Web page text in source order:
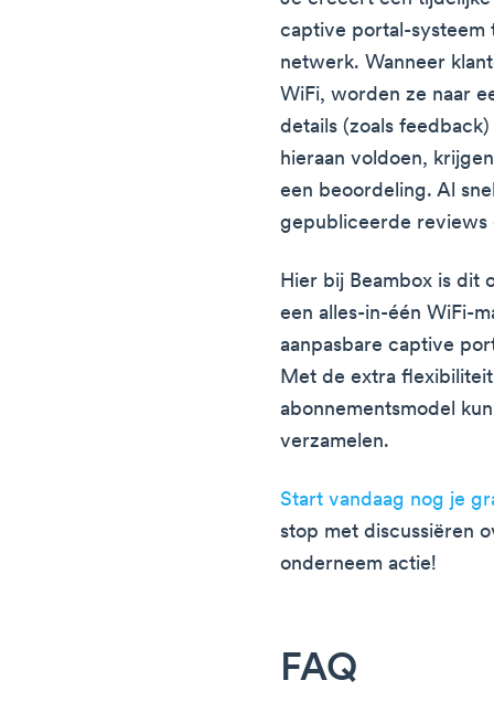
captive portal-systeem
netwerk. Wanneer
WiFi, worden ze naar
details (zoals
hieraan voldoen,
een beoordeling. Al
gepubliceerde reviews
Hier bij Beambox is dit
een alles-in-één WiFi-
aanpasbare captive
Met de extra
abonnementsmodel
verzamelen.
Start vandaag nog je
stop met discussiëren
onderneem actie!
FAQ